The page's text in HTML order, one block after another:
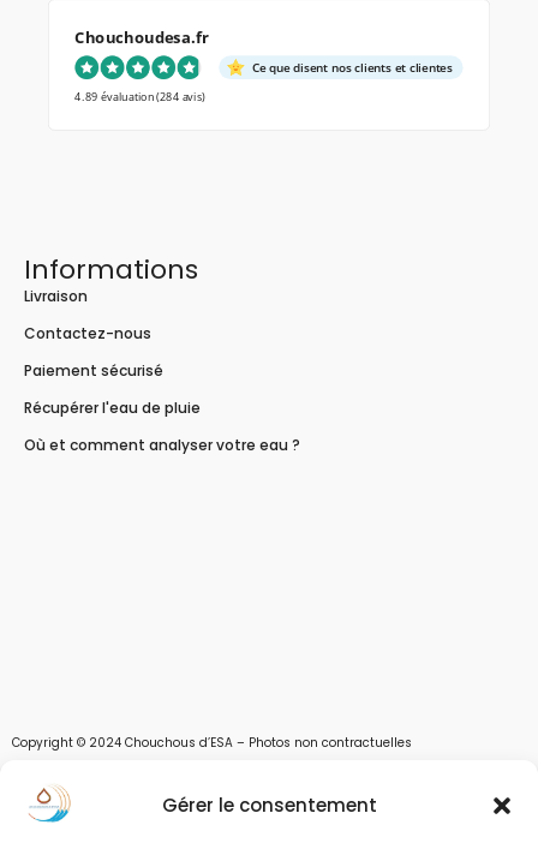
Gérer le consentement
Chouchoudesa.fr
Ce que disent nos clients et clientes
4.89 évaluation(284 avis)
Informations
Livraison
Contactez-nous
Paiement sécurisé
Récupérer l'eau de pluie
Où et comment analyser votre eau ?
Copyright © 2024 Chouchous d’ESA – Photos non contractuelles
Les chouchous d’Esa vous apportent toutes les solutions pour récupérer l’eau de
pluie, et des moyens pour stocker, filtrer, traiter et potabiliser l’eau d’un forage,